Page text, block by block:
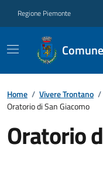
Regione Piemonte
Home / Vivere Trontano /
Oratorio di San Giacomo
Oratorio